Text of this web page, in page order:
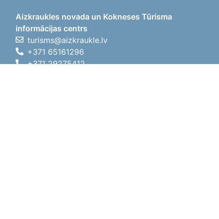
Aizkraukles novada un Kokneses Tūrisma
informācijas centrs
turisms@aizkraukle.lv
+371 65161296
+371 29275412